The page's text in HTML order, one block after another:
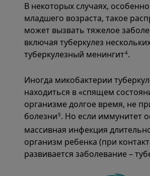
В некоторых случаях,
младшего возраста, такое
может вызвать тяжелое
включая туберкулез
туберкулезный менингит4.
Иногда микобактерии
находиться в «спящем
организме долгое время, не
болезни9. Но если иммунитет
массивная инфекция
организм ребенка (при
развивается заболевание –